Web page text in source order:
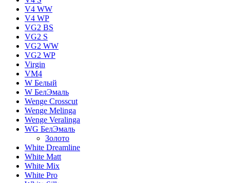
V4 WW
V4 WР
VG2 BS
VG2 S
VG2 WW
VG2 WР
Virgin
VM4
W Белый
W БелЭмаль
Wenge Crosscut
Wenge Melinga
Wenge Veralinga
WG БелЭмаль
Золото
White Dreamline
White Matt
White Mix
White Pro